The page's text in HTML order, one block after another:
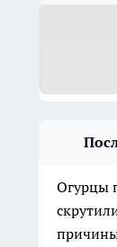
Огурцы